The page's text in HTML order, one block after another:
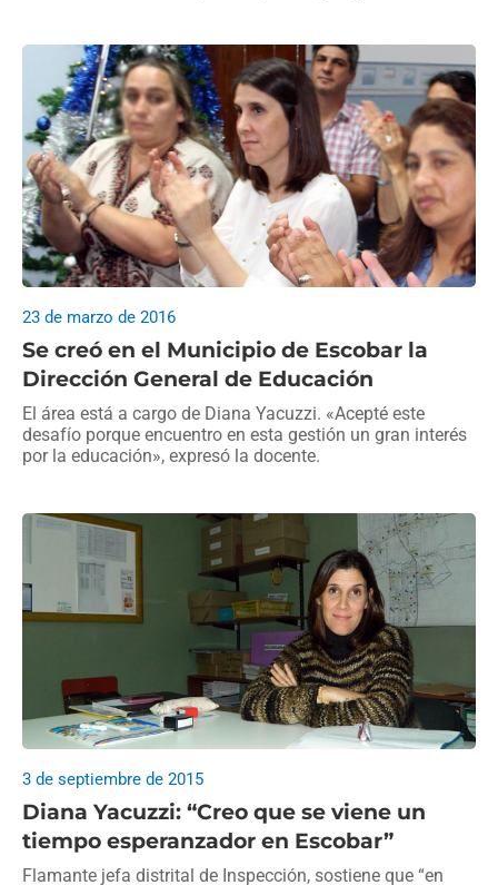
Se creó en el Municipio de Escobar la
Dirección General de Educación
23 de marzo de 2016
El área está a cargo de Diana Yacuzzi. «Acepté este
desafío porque encuentro en esta gestión un gran interés
por la educación», expresó la docente.
Diana Yacuzzi: “Creo que se viene un
tiempo esperanzador en Escobar”
3 de septiembre de 2015
Flamante jefa distrital de Inspección, sostiene que “en